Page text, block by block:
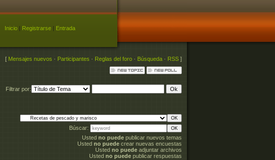
Inicio| Registrarse| Entrada
[ Mensajes nuevos · Participantes · Reglas del foro · Búsqueda · RSS ]
Filtrar por:
Búscar:
Usted no puede publicar nuevos temas
Usted no puede crear nuevas encuestas
Usted no puede adjuntar archivos
Usted no puede publicar respuestas